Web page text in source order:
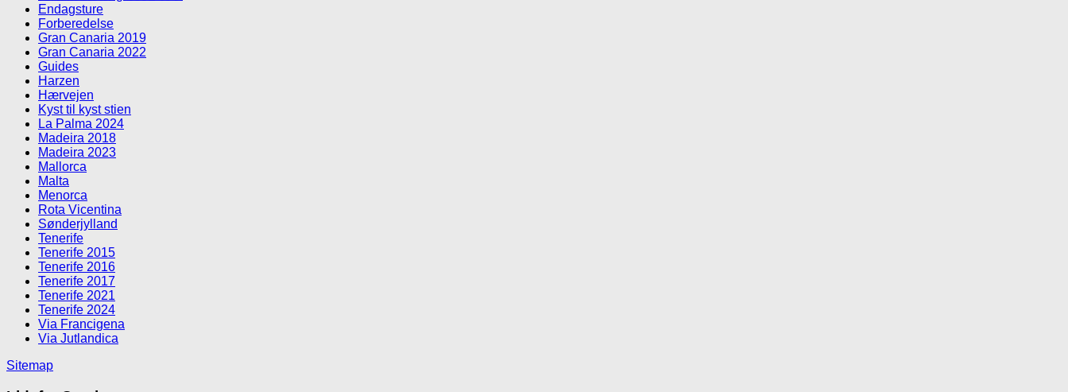
Endagsture
Forberedelse
Gran Canaria 2019
Gran Canaria 2022
Guides
Harzen
Hærvejen
Kyst til kyst stien
La Palma 2024
Madeira 2018
Madeira 2023
Mallorca
Malta
Menorca
Rota Vicentina
Sønderjylland
Tenerife
Tenerife 2015
Tenerife 2016
Tenerife 2017
Tenerife 2021
Tenerife 2024
Via Francigena
Via Jutlandica
Sitemap